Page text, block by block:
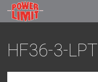
HF36-3-LPT